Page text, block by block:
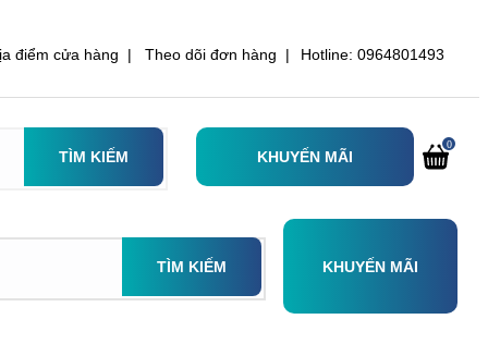
điểm cửa hàng | Theo dõi đơn hàng | Hotline: 0964801493
TÌM KIẾM KHUYẾN MÃI
0
TÌM KIẾM KHUYẾN MÃI